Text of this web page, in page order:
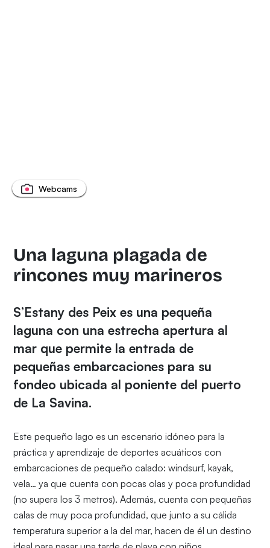
Webcams
Una laguna plagada de
rincones muy marineros
S’Estany des Peix es una pequeña
laguna con una estrecha apertura al
mar que permite la entrada de
pequeñas embarcaciones para su
fondeo ubicada al poniente del puerto
de La Savina.
Este pequeño lago es un escenario idóneo para la
práctica y aprendizaje de deportes acuáticos con
embarcaciones de pequeño calado: windsurf, kayak,
vela… ya que cuenta con pocas olas y poca profundidad
(no supera los 3 metros). Además, cuenta con pequeñas
calas de muy poca profundidad, que junto a su cálida
temperatura superior a la del mar, hacen de él un destino